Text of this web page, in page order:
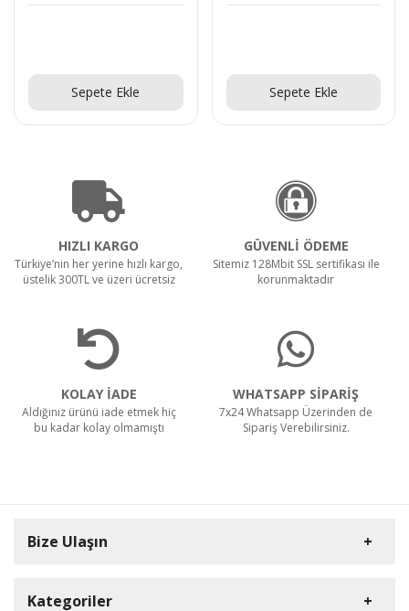
Sepete Ekle
Sepete Ekle
HIZLI KARGO
Türkiye’nin her yerine hızlı kargo,
üstelik 300TL ve üzeri ücretsiz
GÜVENLİ ÖDEME
Sitemiz 128Mbit SSL sertifikası ile
korunmaktadır
KOLAY İADE
Aldığınız ürünü iade etmek hiç
bu kadar kolay olmamıştı
WHATSAPP SİPARİŞ
7x24 Whatsapp Üzerinden de
Sipariş Verebilirsiniz.
Bize Ulaşın
Kategoriler